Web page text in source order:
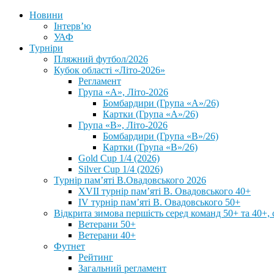
Новини
Інтерв’ю
УАФ
Турніри
Пляжний футбол/2026
Кубок області «Літо-2026»
Регламент
Група «А», Літо-2026
Бомбардири (Група «А»/26)
Картки (Група «А»/26)
Група «В», Літо-2026
Бомбардири (Група «В»/26)
Картки (Група «В»/26)
Gold Cup 1/4 (2026)
Silver Cup 1/4 (2026)
Турнір пам’яті В.Овадовського 2026
XVII турнір пам’яті В. Овадовського 40+
IV турнір пам’яті В. Овадовського 50+
Відкрита зимова першість серед команд 50+ та 40+,
Ветерани 50+
Ветерани 40+
Футнет
Рейтинг
Загальний регламент